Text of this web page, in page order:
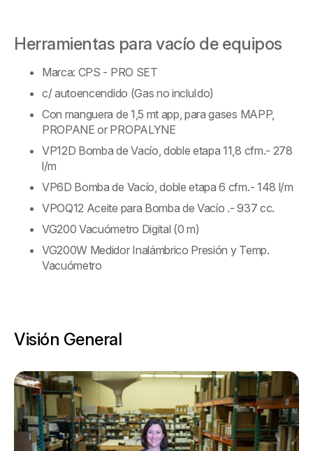
Herramientas para vacío de equipos
Marca: CPS - PRO SET
c/ autoencendido (Gas no incluIdo)
Con manguera de 1,5 mt app, para gases MAPP,
PROPANE or PROPALYNE
VP12D Bomba de Vacío, doble etapa 11,8 cfm.- 278
l/m
VP6D Bomba de Vacío, doble etapa 6 cfm.- 148 l/m
VPOQ12 Aceite para Bomba de Vacío .- 937 cc.
VG200 Vacuómetro Digital (0 m)
VG200W Medidor Inalámbrico Presión y Temp.
Vacuómetro
Visión General